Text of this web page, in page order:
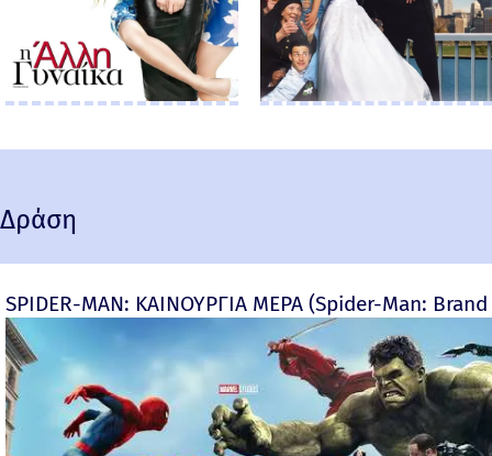
Δράση
SPIDER-MAN: ΚΑΙΝΟΥΡΓΙΑ ΜΕΡΑ (Spider-Man: